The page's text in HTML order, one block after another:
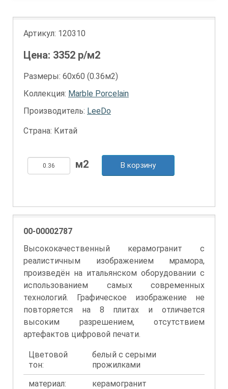
Артикул: 120310
Цена: 3352 р/м2
Размеры: 60х60 (0.36м2)
Коллекция: Marble Porcelain
Производитель: LeeDo
Страна: Китай
В корзину
00-00002787
Высококачественный керамогранит с
реалистичным изображением мрамора,
произведён на итальянском оборудовании с
использованием самых современных
технологий. Графическое изображение не
повторяется на 8 плитах и отличается
высоким разрешением, отсутствием
артефактов цифровой печати.
Цветовой
тон:
белый с серыми
прожилками
материал:
керамогранит